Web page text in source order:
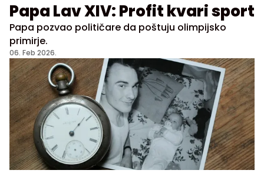
Papa Lav XIV: Profit kvari sport
Papa pozvao političare da poštuju olimpijsko
primirje.
06. Feb 2026.